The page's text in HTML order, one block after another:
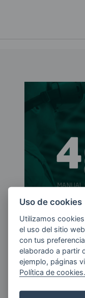
Uso de cookies
Utilizamos
el uso del sitio
con tus
elaborado a partir
ejemplo, páginas
Política de cookies.